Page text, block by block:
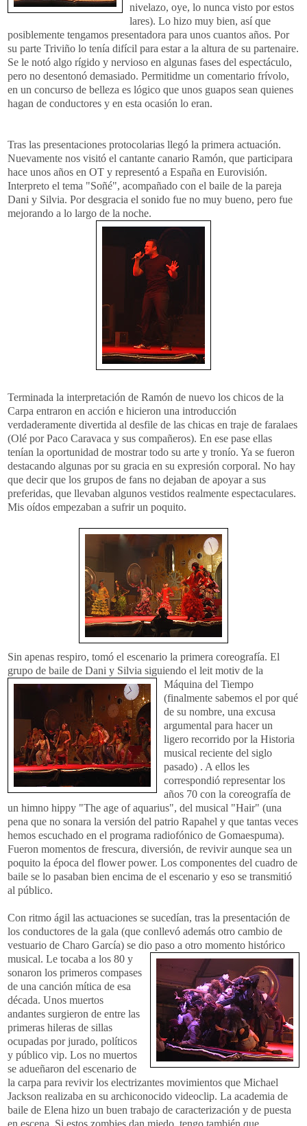
nivelazo, oye, lo nunca visto por estos
lares). Lo hizo muy bien, así que
posiblemente tengamos presentadora para unos cuantos años. Por
su parte Triviño lo tenía difícil para estar a la altura de su partenaire.
Se le notó algo rígido y nervioso en algunas fases del espectáculo,
pero no desentonó demasiado. Permitidme un comentario frívolo,
en un concurso de belleza es lógico que unos guapos sean quienes
hagan de conductores y en esta ocasión lo eran.
Tras las presentaciones protocolarias llegó la primera actuación.
Nuevamente nos visitó el cantante canario Ramón, que participara
hace unos años en OT y representó a España en Eurovisión.
Interpreto el tema "Soñé", acompañado con el baile de la pareja
Dani y Silvia. Por desgracia el sonido fue no muy bueno, pero fue
mejorando a lo largo de la noche.
Terminada la interpretación de Ramón de nuevo los chicos de la
Carpa entraron en acción e hicieron una introducción
verdaderamente divertida al desfile de las chicas en traje de faralaes
(Olé por Paco Caravaca y sus compañeros). En ese pase ellas
tenían la oportunidad de mostrar todo su arte y tronío. Ya se fueron
destacando algunas por su gracia en su expresión corporal. No hay
que decir que los grupos de fans no dejaban de apoyar a sus
preferidas, que llevaban algunos vestidos realmente espectaculares.
Mis oídos empezaban a sufrir un poquito.
Sin apenas respiro, tomó el escenario la primera coreografía. El
grupo de baile de Dani y Silvia siguiendo el leit motiv de la
Máquina del Tiempo
(finalmente sabemos el por qué
de su nombre, una excusa
argumental para hacer un
ligero recorrido por la Historia
musical reciente del siglo
pasado) . A ellos les
correspondió representar los
años 70 con la coreografía de
un himno hippy "The age of aquarius", del musical "Hair" (una
pena que no sonara la versión del patrio Rapahel y que tantas veces
hemos escuchado en el programa radiofónico de Gomaespuma).
Fueron momentos de frescura, diversión, de revivir aunque sea un
poquito la época del flower power. Los componentes del cuadro de
baile se lo pasaban bien encima de el escenario y eso se transmitió
al público.
Con ritmo ágil las actuaciones se sucedían, tras la presentación de
los conductores de la gala (que conllevó además otro cambio de
vestuario de Charo García) se dio paso a otro momento histórico
musical. Le tocaba a los 80 y
sonaron los primeros compases
de una canción mítica de esa
década. Unos muertos
andantes surgieron de entre las
primeras hileras de sillas
ocupadas por jurado, políticos
y público vip. Los no muertos
se adueñaron del escenario de
la carpa para revivir los electrizantes movimientos que Michael
Jackson realizaba en su archiconocido videoclip. La academia de
baile de Elena hizo un buen trabajo de caracterización y de puesta
en escena. Si estos zombies dan miedo, tengo también que